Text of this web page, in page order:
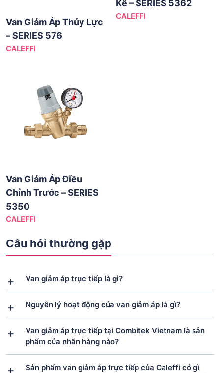
Van Giảm Áp Thủy Lực
– SERIES 576
CALEFFI
Kế – SERIES 5362
CALEFFI
Van Giảm Áp Điều
Chỉnh Trước – SERIES
5350
CALEFFI
Câu hỏi thường gặp
Van giảm áp trực tiếp là gì?
Nguyên lý hoạt động của van giảm áp là gì?
Van giảm áp trực tiếp tại Combitek Vietnam là sản
phẩm của nhãn hàng nào?
Sản phẩm van giảm áp trực tiếp của Caleffi có gì